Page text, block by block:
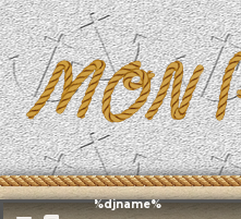
Эфирит: ♫ %djname%